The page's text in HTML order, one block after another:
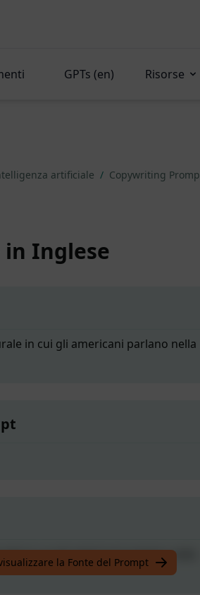
GPTs (en) Risorse
artificiale / Copywriting
Inglese
in cui gli americani parlano nella
in cui gli americani parlano nella
la Fonte del Prompt